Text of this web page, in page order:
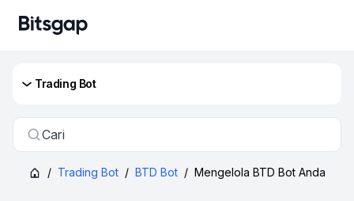
Trading Bot
Cari
/ Trading Bot / BTD Bot / Mengelola BTD Bot Anda